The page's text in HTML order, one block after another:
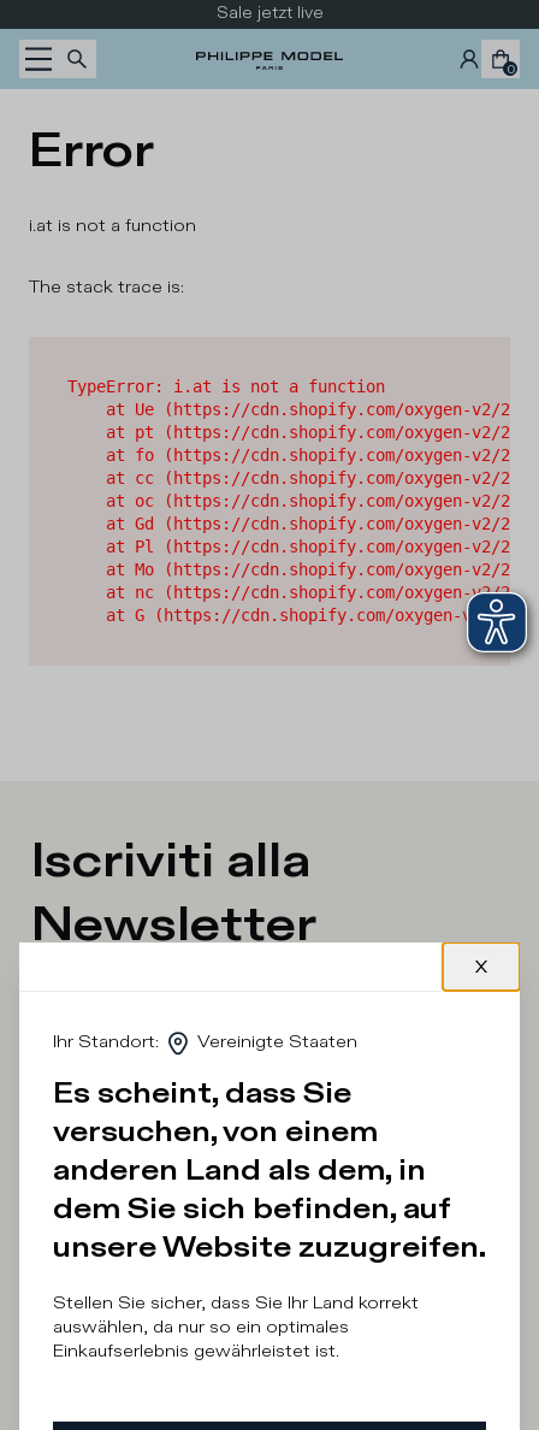
Sale jetzt live
0
Error
i.at is not a function
The stack trace is:
TypeError: i.at is not a function
at Ue (https://cdn.shopify.com/oxygen-v2/
at pt (https://cdn.shopify.com/oxygen-v2/
at fo (https://cdn.shopify.com/oxygen-v2/
at cc (https://cdn.shopify.com/oxygen-v2/
at oc (https://cdn.shopify.com/oxygen-v2/
at Gd (https://cdn.shopify.com/oxygen-v2/
at Pl (https://cdn.shopify.com/oxygen-v2/
at Mo (https://cdn.shopify.com/oxygen-v2/
at nc (https://cdn.shopify.com/oxygen-v2/
at G (https://cdn.shopify.com/oxygen-v2/
Iscriviti alla
Newsletter
Frau
E-Mail Adresse
Daten zu Marketingzwecken einverstanden
MELDE MICH AN!
Ihr Standort: Vereinigte Staaten
Es scheint, dass Sie
versuchen, von einem
anderen Land als dem, in
dem Sie sich befinden, auf
unsere Website zuzugreifen.
Stellen Sie sicher, dass Sie Ihr Land korrekt
auswählen, da nur so ein optimales
Einkaufserlebnis gewährleistet ist.